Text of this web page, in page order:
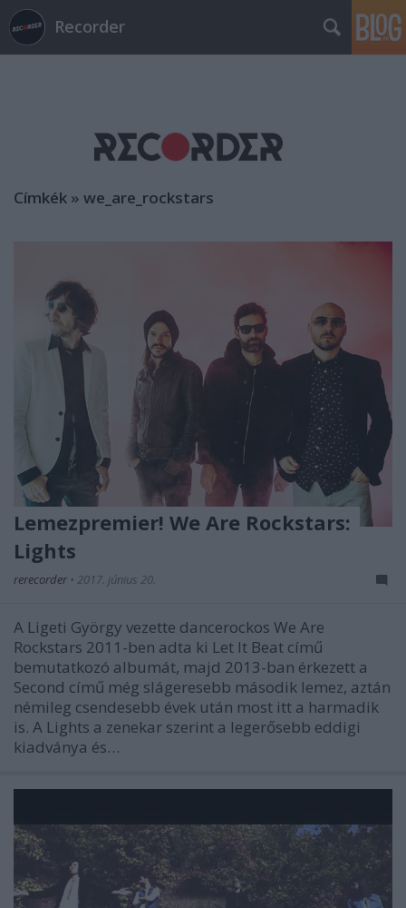
Recorder
Címkék » we_are_rockstars
Lemezpremier! We Are Rockstars:
Lights
rerecorder • 2017. június 20.
A Ligeti György vezette dancerockos We Are
Rockstars 2011-ben adta ki Let It Beat című
bemutatkozó albumát, majd 2013-ban érkezett a
Second című még slágeresebb második lemez, aztán
némileg csendesebb évek után most itt a harmadik
is. A Lights a zenekar szerint a legerősebb eddigi
kiadványa és…